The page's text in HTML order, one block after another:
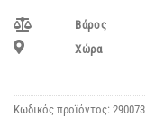
Βάρος
Χώρα
Κωδικός προϊόντος: 290073